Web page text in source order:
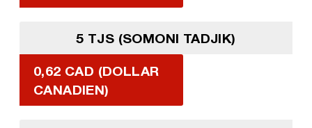
5 TJS (SOMONI TADJIK)
0,62 CAD (DOLLAR
CANADIEN)